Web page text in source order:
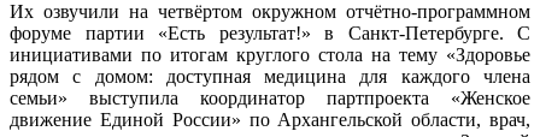
Их озвучили на четвёртом окружном отчётно-программном
форуме партии «Есть результат!» в Санкт-Петербурге. С
инициативами по итогам круглого стола на тему «Здоровье
рядом с домом: доступная медицина для каждого члена
семьи» выступила координатор партпроекта «Женское
движение Единой России» по Архангельской области, врач,